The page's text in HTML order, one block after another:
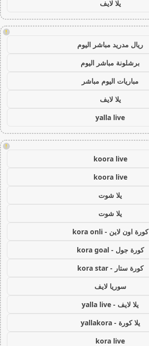
يلا لايف
!
ريال مدريد مباشر اليوم
برشلونة مباشر اليوم
مباريات اليوم مباشر
يلا لايف
yalla live
!
koora live
koora live
يلا شوت
يلا شوت
كورة اون لاين - kora onli
كورة جول - kora goal
كورة ستار - kora star
سوريا لايف
يلا لايف - yalla live
يلا كورة - yallakora
kora live